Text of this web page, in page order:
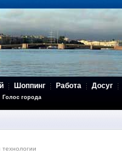
Шоппинг Работа Досуг
Голос города
технологии